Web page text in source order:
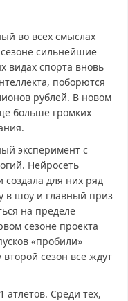
во всех смыслах
сильнейшие
видах спорта вновь
поборются
рублей. В новом
больше громких
эксперимент с
Нейросеть
создала для них ряд
в шоу и главный приз
на пределе
сезоне проекта
«пробили»
сезон все ждут
атлетов. Среди тех,